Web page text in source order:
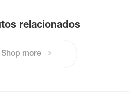
relacionados
Shop more